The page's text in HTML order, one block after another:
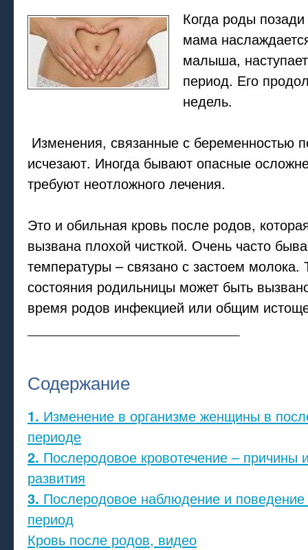
Когда роды
мама
малыша,
период. Его
недель.
Изменения, связанные с беременностью
исчезают. Иногда бывают опасные
требуют неотложного лечения.
Это и обильная кровь после родов,
вызвана плохой чисткой. Очень часто
температуры – связано с застоем молока.
состояния родильницы может быть
время родов инфекцией или общим
Содержание
1. Изменение в организме женщины в
периоде
2. Послеродовое кровотечение – причины
развития
3. Послеродовое наблюдение и
период
Кровь после родов, видео